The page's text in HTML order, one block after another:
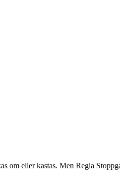
om eller kastas. Men Regia